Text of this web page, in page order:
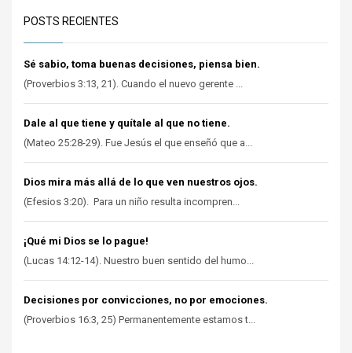
POSTS RECIENTES
Sé sabio, toma buenas decisiones, piensa bien.
(Proverbios 3:13, 21). Cuando el nuevo gerente ...
Dale al que tiene y quítale al que no tiene.
(Mateo 25:28-29). Fue Jesús el que enseñó que a...
Dios mira más allá de lo que ven nuestros ojos.
(Efesios 3:20). Para un niño resulta incompren...
¡Qué mi Dios se lo pague!
(Lucas 14:12-14). Nuestro buen sentido del humo...
Decisiones por convicciones, no por emociones.
(Proverbios 16:3, 25) Permanentemente estamos t...